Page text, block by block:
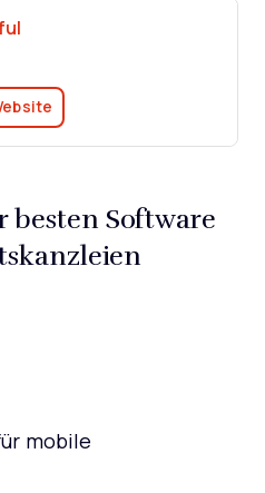
besten Software
mobile